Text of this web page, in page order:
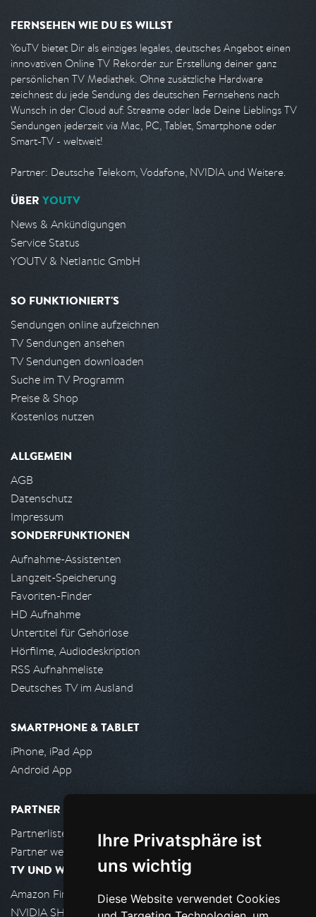
Ihre Privatsphäre ist
uns wichtig
Diese Website verwendet Cookies
FERNSEHEN WIE DU ES WILLST
YouTV bietet Dir als einziges legales, deutsches Angebot einen
innovativen Online TV Rekorder zur Erstellung deiner ganz
persönlichen TV Mediathek. Ohne zusätzliche Hardware
zeichnest du jede Sendung des deutschen Fernsehens nach
Wunsch in der Cloud auf. Streame oder lade Deine Lieblings TV
Sendungen jederzeit via Mac, PC, Tablet, Smartphone oder
Smart-TV - weltweit!
Partner: Deutsche Telekom, Vodafone, NVIDIA und Weitere.
ÜBER YOUTV
News & Ankündigungen
Service Status
YOUTV & Netlantic GmbH
SO FUNKTIONIERT'S
Sendungen online aufzeichnen
TV Sendungen ansehen
TV Sendungen downloaden
Suche im TV Programm
Preise & Shop
Kostenlos nutzen
ALLGEMEIN
AGB
Datenschutz
Impressum
SONDERFUNKTIONEN
Aufnahme-Assistenten
Langzeit-Speicherung
Favoriten-Finder
HD Aufnahme
Untertitel für Gehörlose
Hörfilme, Audiodeskription
RSS Aufnahmeliste
Deutsches TV im Ausland
SMARTPHONE & TABLET
iPhone, iPad App
Android App
PARTNER
Partnerliste
Partner werden
TV UND WOHNZIMMER
Amazon FireTV
NVIDIA SHIELD, Google TV